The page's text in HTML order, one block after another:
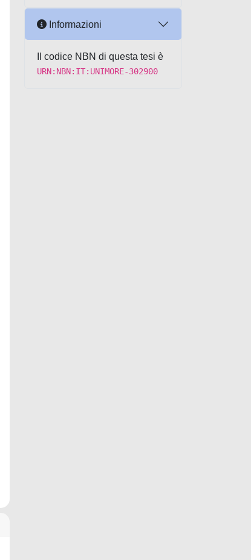
Informazioni
Il codice NBN di questa tesi è
URN:NBN:IT:UNIMORE-302900